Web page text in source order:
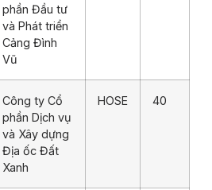
phần Đầu tư
và Phát triển
Cảng Đình
Vũ
Công ty Cổ
phần Dịch vụ
và Xây dựng
Địa ốc Đất
Xanh
HOSE 40